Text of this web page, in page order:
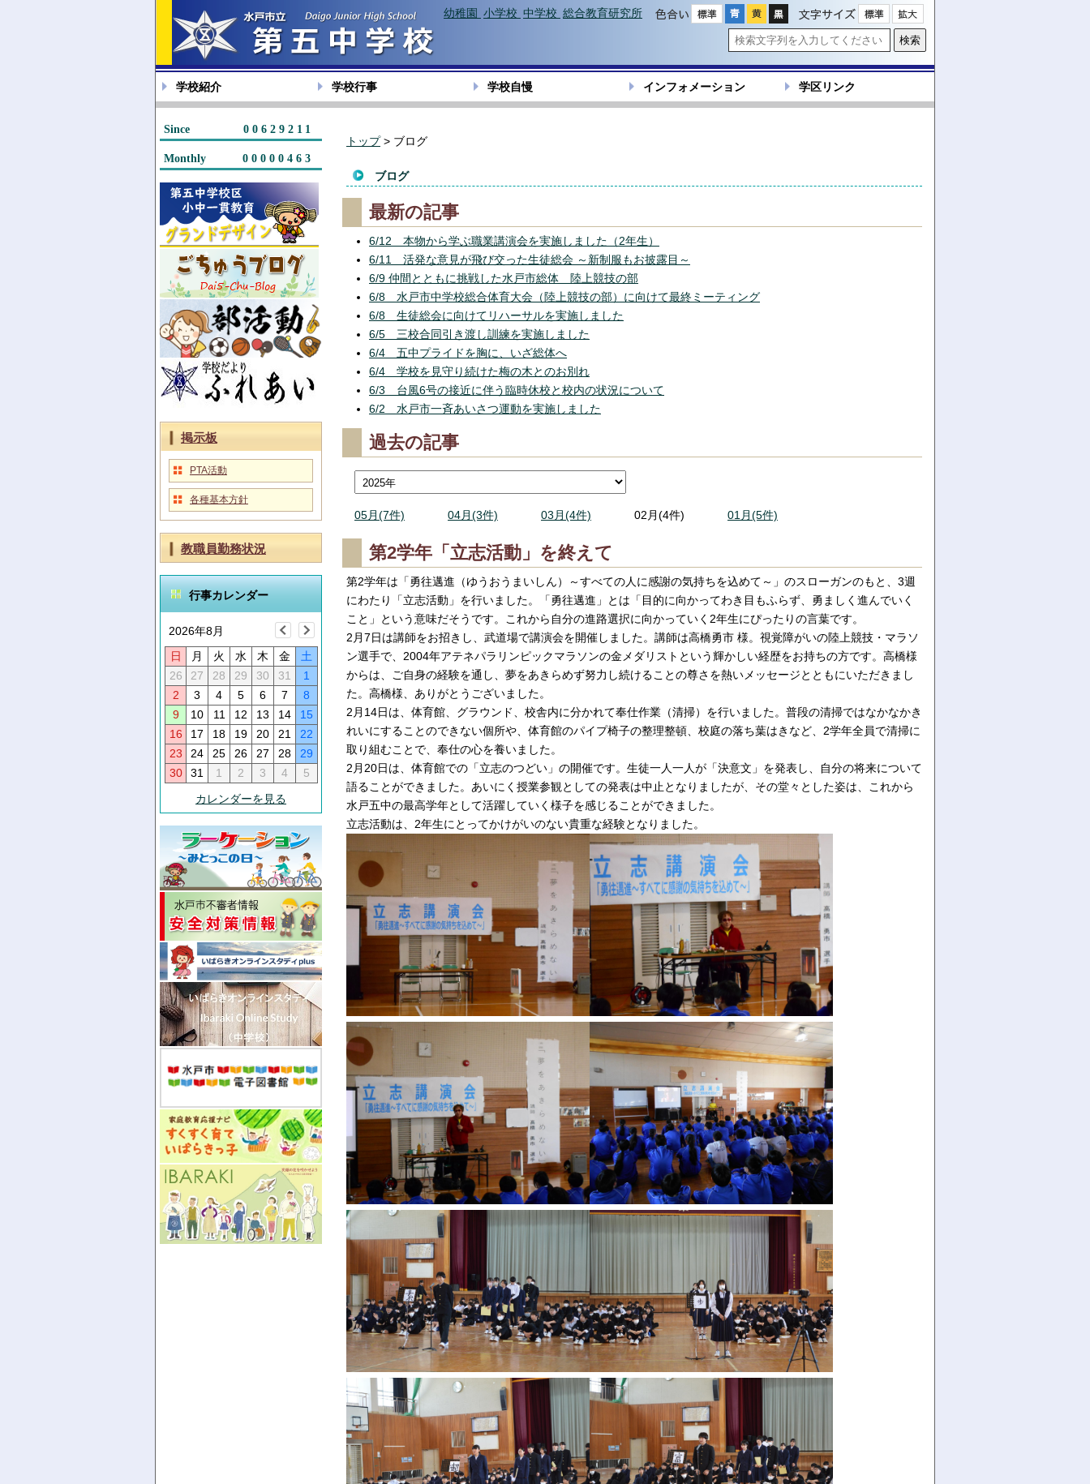
色合い 文字サイズ
幼稚園 小学校 中学校 総合教育研究所
学校紹介 学校行事 学校自慢 インフォメーション 学区リンク
Since 00629211
Monthly 00000463
掲示板
PTA活動
各種基本方針
教職員勤務状況
行事カレンダー
2026年8月
日 月 火 水 木 金
土
26
27 28 29 30 31
1
2
3 4 5 6 7
8
9
10 11 12 13 14
15
16
17 18 19 20 21
22
23
24 25 26 27 28
29
30
31 1 2 3 4
5
カレンダーを見る
トップ> ブログ
ブログ
最新の記事
6/12 本物から学ぶ職業講演会を実施しました（2年生）
6/11 活発な意見が飛び交った生徒総会 ～新制服もお披露目～
6/9 仲間とともに挑戦した水戸市総体 陸上競技の部
6/8 水戸市中学校総合体育大会（陸上競技の部）に向けて最終ミーティング
6/8 生徒総会に向けてリハーサルを実施しました
6/5 三校合同引き渡し訓練を実施しました
6/4 五中プライドを胸に、いざ総体へ
6/4 学校を見守り続けた梅の木とのお別れ
6/3 台風6号の接近に伴う臨時休校と校内の状況について
6/2 水戸市一斉あいさつ運動を実施しました
過去の記事
05月(7件) 04月(3件) 03月(4件) 02月(4件) 01月(5件)
第2学年「立志活動」を終えて
第2学年は「勇往邁進（ゆうおうまいしん）～すべての人に感謝の気持ちを込めて～」のスローガンのもと、3週
にわたり「立志活動」を行いました。「勇往邁進」とは「目的に向かってわき目もふらず、勇ましく進んでいく
こと」という意味だそうです。これから自分の進路選択に向かっていく2年生にぴったりの言葉です。
2月7日は講師をお招きし、武道場で講演会を開催しました。講師は高橋勇市 様。視覚障がいの陸上競技・マラソ
ン選手で、2004年アテネパラリンピックマラソンの金メダリストという輝かしい経歴をお持ちの方です。高橋様
からは、ご自身の経験を通し、夢をあきらめず努力し続けることの尊さを熱いメッセージとともにいただきまし
た。高橋様、ありがとうございました。
2月14日は、体育館、グラウンド、校舎内に分かれて奉仕作業（清掃）を行いました。普段の清掃ではなかなかき
れいにすることのできない個所や、体育館のパイプ椅子の整理整頓、校庭の落ち葉はきなど、2学年全員で清掃に
取り組むことで、奉仕の心を養いました。
2月20日は、体育館での「立志のつどい」の開催です。生徒一人一人が「決意文」を発表し、自分の将来について
語ることができました。あいにく授業参観としての発表は中止となりましたが、その堂々とした姿は、これから
水戸五中の最高学年として活躍していく様子を感じることができました。
立志活動は、2年生にとってかけがいのない貴重な経験となりました。